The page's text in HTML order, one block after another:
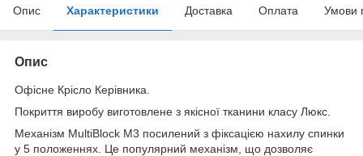
Опис Характеристики Доставка Оплата Умови
Опис
Офісне Крісло Керівника.
Покриття виробу виготовлене з якісної тканини класу Люкс.
Механізм MultiBlock М3 посилений з фіксацією нахилу спинки
у 5 положеннях. Це популярний механізм, що дозволяє